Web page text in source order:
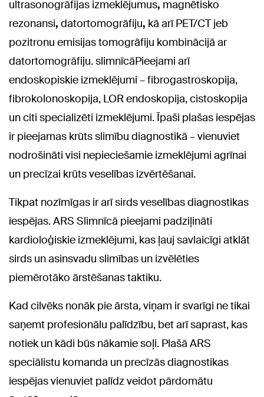
ultrasonogrāfijas izmeklējumus, magnētisko
rezonansi, datortomogrāfiju, kā arī PET/CT jeb
pozitronu emisijas tomogrāfiju kombinācijā ar
datortomogrāfiju. slimnīcāPieejami arī
endoskopiskie izmeklējumi – fibrogastroskopija,
fibrokolonoskopija, LOR endoskopija, cistoskopija
un citi specializēti izmeklējumi. Īpaši plašas iespējas
ir pieejamas krūts slimību diagnostikā – vienuviet
nodrošināti visi nepieciešamie izmeklējumi agrīnai
un precīzai krūts veselības izvērtēšanai.
Tikpat nozīmīgas ir arī sirds veselības diagnostikas
iespējas. ARS Slimnīcā pieejami padziļināti
kardioloģiskie izmeklējumi, kas ļauj savlaicīgi atklāt
sirds un asinsvadu slimības un izvēlēties
piemērotāko ārstēšanas taktiku.
Kad cilvēks nonāk pie ārsta, viņam ir svarīgi ne tikai
saņemt profesionālu palīdzību, bet arī saprast, kas
notiek un kādi būs nākamie soļi. Plašā ARS
speciālistu komanda un precīzās diagnostikas
iespējas vienuviet palīdz veidot pārdomātu